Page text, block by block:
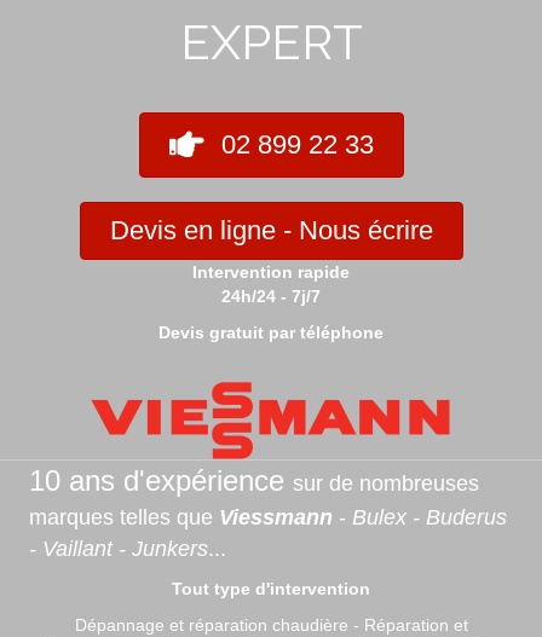
EXPERT
02 899 22 33
Devis en ligne - Nous écrire
Intervention rapide
24h/24 - 7j/7
Devis gratuit par téléphone
10 ans d'expérience sur de nombreuses
marques telles que Viessmann - Bulex - Buderus
- Vaillant - Junkers...
Tout type d'intervention
Dépannage et réparation chaudière - Réparation et